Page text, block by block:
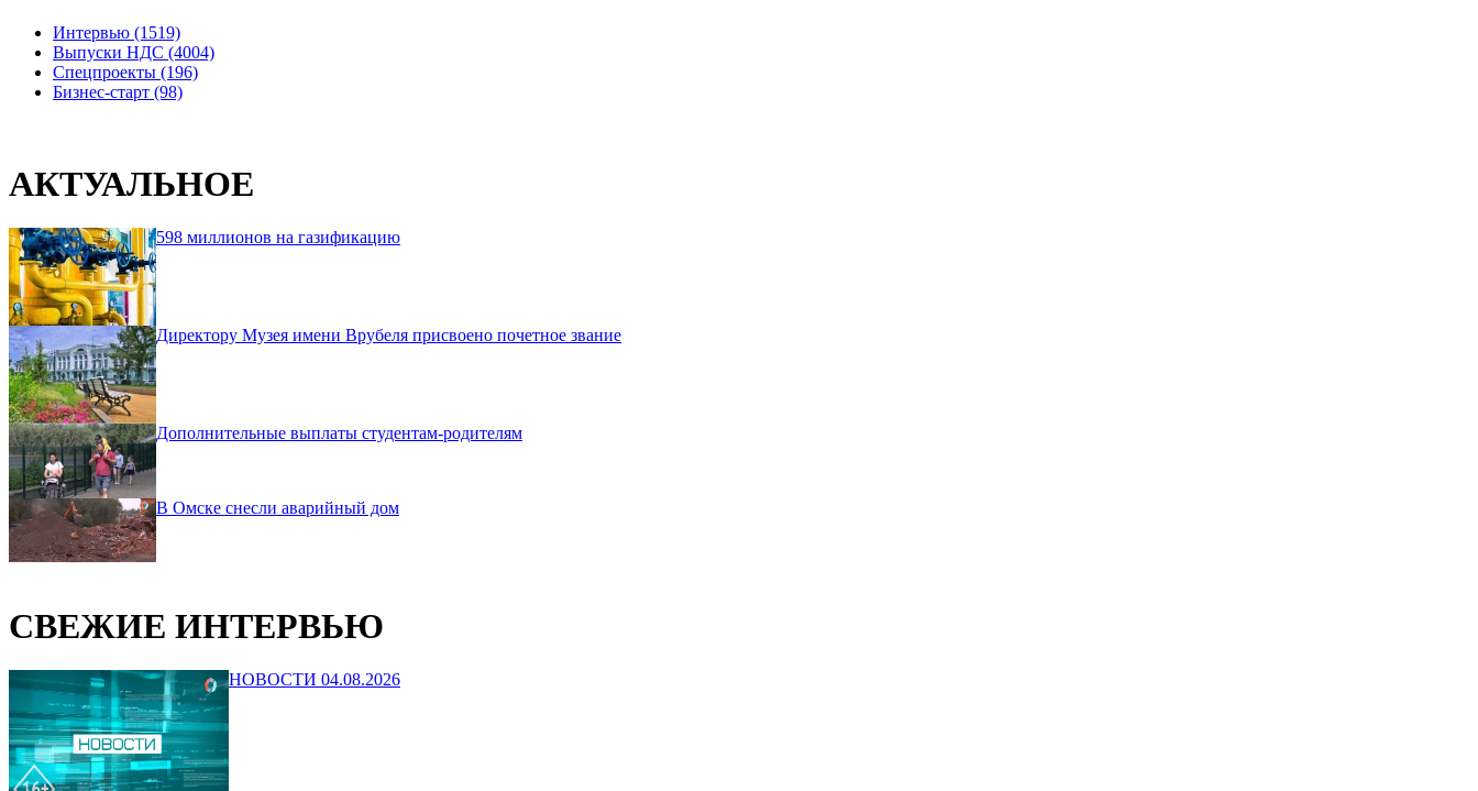
Интервью (1519)
Выпуски НДС (4004)
Спецпроекты (196)
Бизнес-старт (98)
АКТУАЛЬНОЕ
598 миллионов на газификацию
Директору Музея имени Врубеля присвоено почетное звание
Дополнительные выплаты студентам-родителям
В Омске снесли аварийный дом
СВЕЖИЕ ИНТЕРВЬЮ
НОВОСТИ 04.08.2026